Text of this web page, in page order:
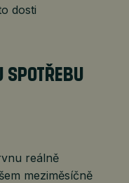
dosti
reálně
meziměsíčně